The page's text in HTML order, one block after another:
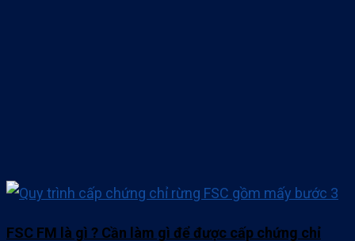
FSC FM là gì ? Cần làm gì để được cấp chứng chỉ